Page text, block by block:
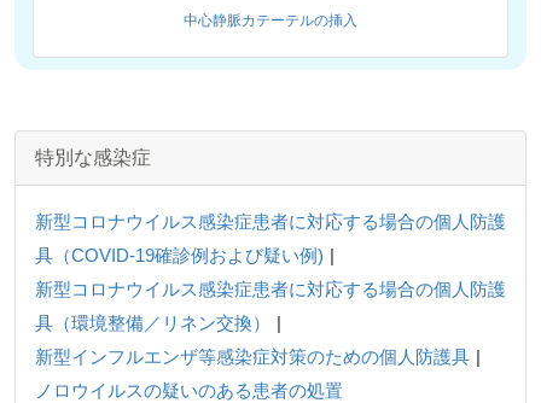
中心静脈カテーテルの挿入
特別な感染症
新型コロナウイルス感染症患者に対応する場合の個人防護
具（COVID-19確診例および疑い例)
新型コロナウイルス感染症患者に対応する場合の個人防護
具（環境整備／リネン交換）
新型インフルエンザ等感染症対策のための個人防護具
ノロウイルスの疑いのある患者の処置